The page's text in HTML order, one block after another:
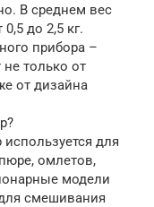
В среднем вес
до 2,5 кг.
прибора –
не только от
от дизайна
для
омлетов,
модели
смешивания